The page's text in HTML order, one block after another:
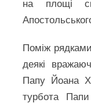
на площі
Поміж
деякі
Папу Йоана
турбота